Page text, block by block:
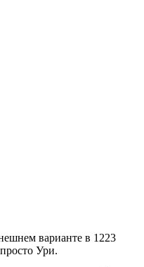
варианте в 1223
Ури.